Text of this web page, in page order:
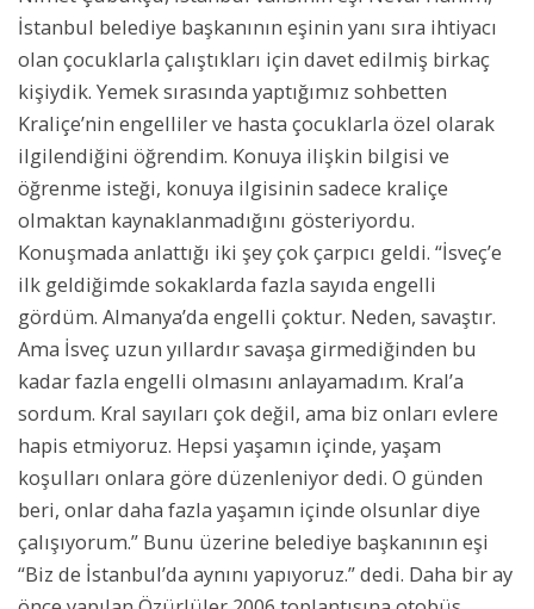
İstanbul belediye başkanının eşinin yanı sıra ihtiyacı
olan çocuklarla çalıştıkları için davet edilmiş birkaç
kişiydik. Yemek sırasında yaptığımız sohbetten
Kraliçe’nin engelliler ve hasta çocuklarla özel olarak
ilgilendiğini öğrendim. Konuya ilişkin bilgisi ve
öğrenme isteği, konuya ilgisinin sadece kraliçe
olmaktan kaynaklanmadığını gösteriyordu.
Konuşmada anlattığı iki şey çok çarpıcı geldi. “İsveç’e
ilk geldiğimde sokaklarda fazla sayıda engelli
gördüm. Almanya’da engelli çoktur. Neden, savaştır.
Ama İsveç uzun yıllardır savaşa girmediğinden bu
kadar fazla engelli olmasını anlayamadım. Kral’a
sordum. Kral sayıları çok değil, ama biz onları evlere
hapis etmiyoruz. Hepsi yaşamın içinde, yaşam
koşulları onlara göre düzenleniyor dedi. O günden
beri, onlar daha fazla yaşamın içinde olsunlar diye
çalışıyorum.” Bunu üzerine belediye başkanının eşi
“Biz de İstanbul’da aynını yapıyoruz.” dedi. Daha bir ay